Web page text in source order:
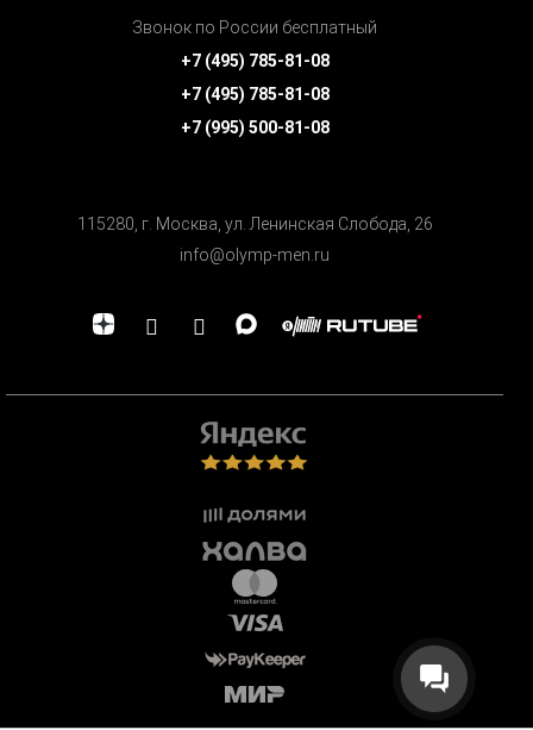
Звонок по России бесплатный
+7 (495) 785-81-08
+7 (495) 785-81-08
+7 (995) 500-81-08
115280, г. Москва, ул. Ленинская Cлобода, 26
info@olymp-men.ru